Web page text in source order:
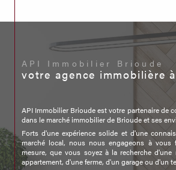
API Immobilier Brioude
votre agence immobilière
API Immobilier Brioude est votre partenaire de
dans le marché immobilier de Brioude et ses
Forts d'une expérience solide et d'une
marché local, nous nous engageons à vous
mesure, que vous soyez à la recherche d'une
appartement, d'une ferme, d'un garage ou d'un